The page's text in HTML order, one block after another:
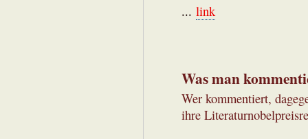
... link
Was man
Wer kommentiert,
ihre